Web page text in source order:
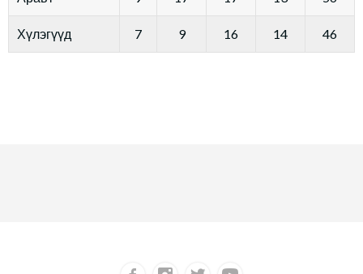
Хүлэгүүд 7 9 16 14 46